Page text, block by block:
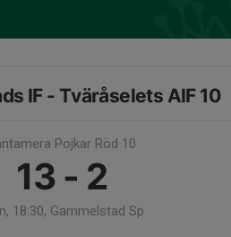
IF - Tväråselets AIF 10
Pojkar Röd 10
13 - 2
18:30, Gammelstad Sp